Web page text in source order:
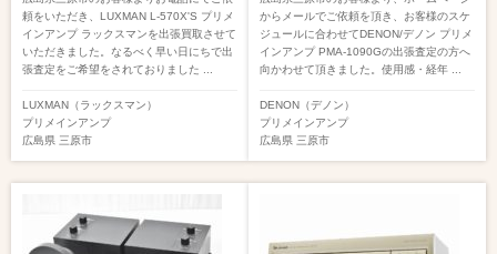
頼をいただき、LUXMAN L-570X'S プリメ
インアンプ ラックスマンを出張買取させて
いただきました。なるべく早い日にちで出
張査定をご希望をされておりました ...
LUXMAN（ラックスマン）
プリメインアンプ
広島県 三原市
からメールでご依頼を頂き、お客様のスケ
ジュールに合わせてDENON/デノン プリメ
インアンプ PMA-1090Gの出張査定の方へ
向かわせて頂きました。使用感・経年 ...
DENON（デノン）
プリメインアンプ
広島県 三原市